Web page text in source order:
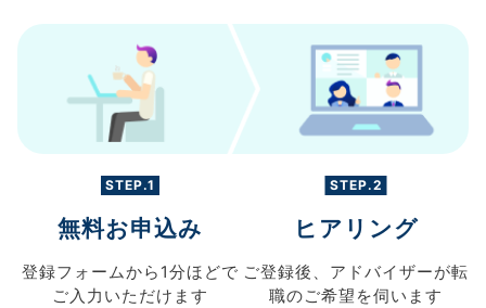
STEP.1
無料お申込み
登録フォームから 1分ほどで
ご入力 いただけます
STEP.2
ヒアリング
ご登録後、 アドバイザーが転
職のご希望を伺います